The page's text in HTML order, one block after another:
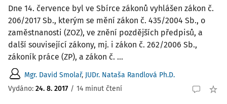
Dne 14. července byl ve Sbírce zákonů vyhlášen zákon č.
206/2017 Sb., kterým se mění zákon č. 435/2004 Sb., o
zaměstnanosti (ZOZ), ve znění pozdějších předpisů, a
další související zákony, mj. i zákon č. 262/2006 Sb.,
zákoník práce (ZP), a zákon č. ...
Mgr. David Smolař, JUDr. Nataša Randlová Ph.D.
Vydáno: 24. 8. 2017 / 14 minut čtení